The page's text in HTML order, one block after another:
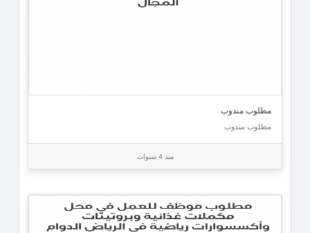
مطلوب مندوب
مطلوب مندوب
منذ 4 سنوات